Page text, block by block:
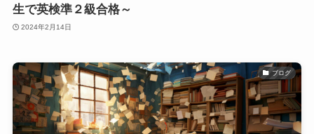
生で英検準２級合格～
2024年2月14日
ブログ